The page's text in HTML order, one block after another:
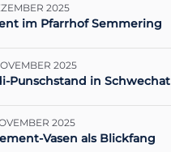
2025
im Pfarrhof Semmering
2025
Punschstand in Schwechat
2025
Vasen als Blickfang